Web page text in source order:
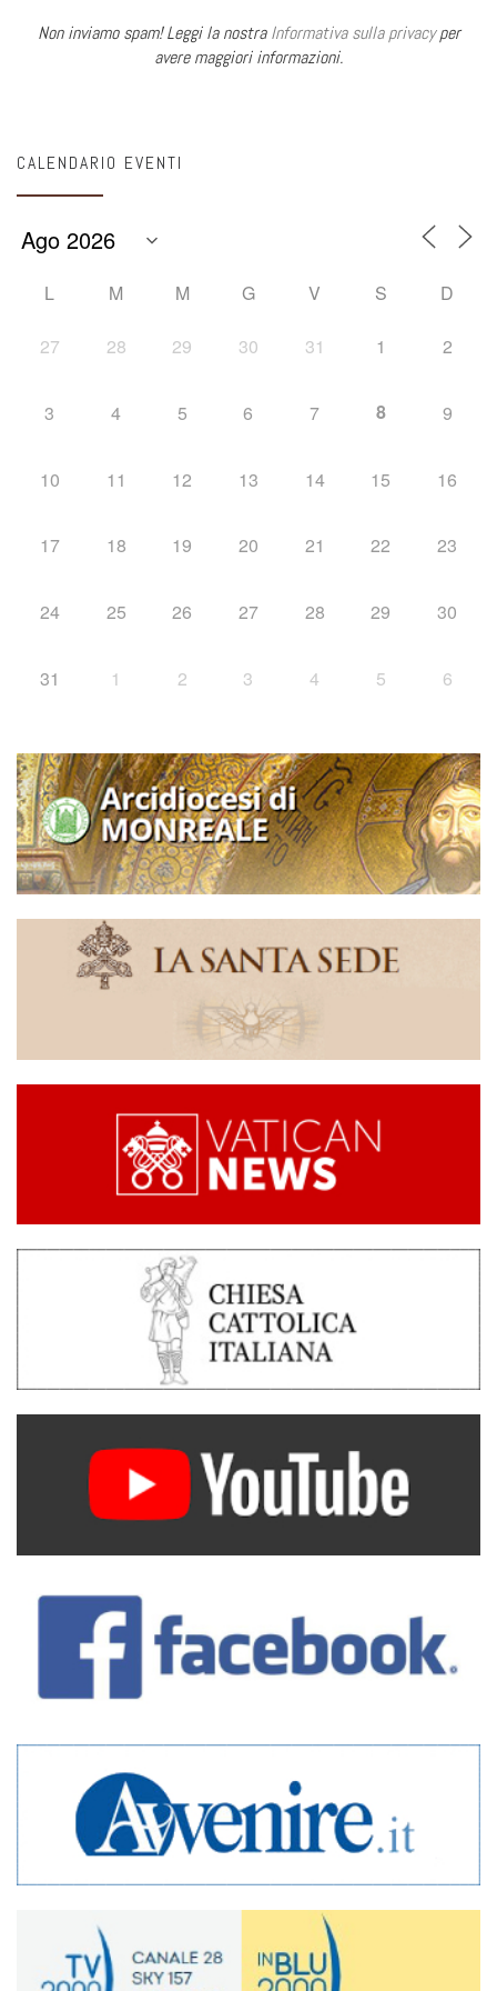
Non inviamo spam! Leggi la nostraInformativa sulla privacyper
avere maggiori informazioni.
CALENDARIO EVENTI
L M M G V S D
27 28 29 30 31 1 2
3 4 5 6 7 8 9
10 11 12 13 14 15 16
17 18 19 20 21 22 23
24 25 26 27 28 29 30
31 1 2 3 4 5 6